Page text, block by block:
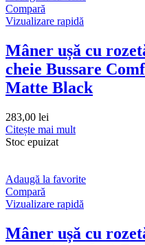
Compară
Vizualizare rapidă
Mâner ușă cu
cheie Bussare
Matte Black
283,00 lei
Citește mai mult
Stoc epuizat
Adaugă la favorite
Compară
Vizualizare rapidă
Mâner ușă cu